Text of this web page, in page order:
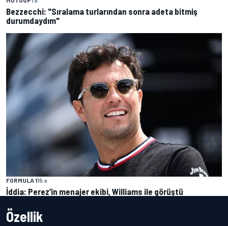
Bezzecchi: "Sıralama turlarından sonra adeta bitmiş
durumdaydım"
FORMULA 115 s
İddia: Perez’in menajer ekibi, Williams ile görüştü
Özellik